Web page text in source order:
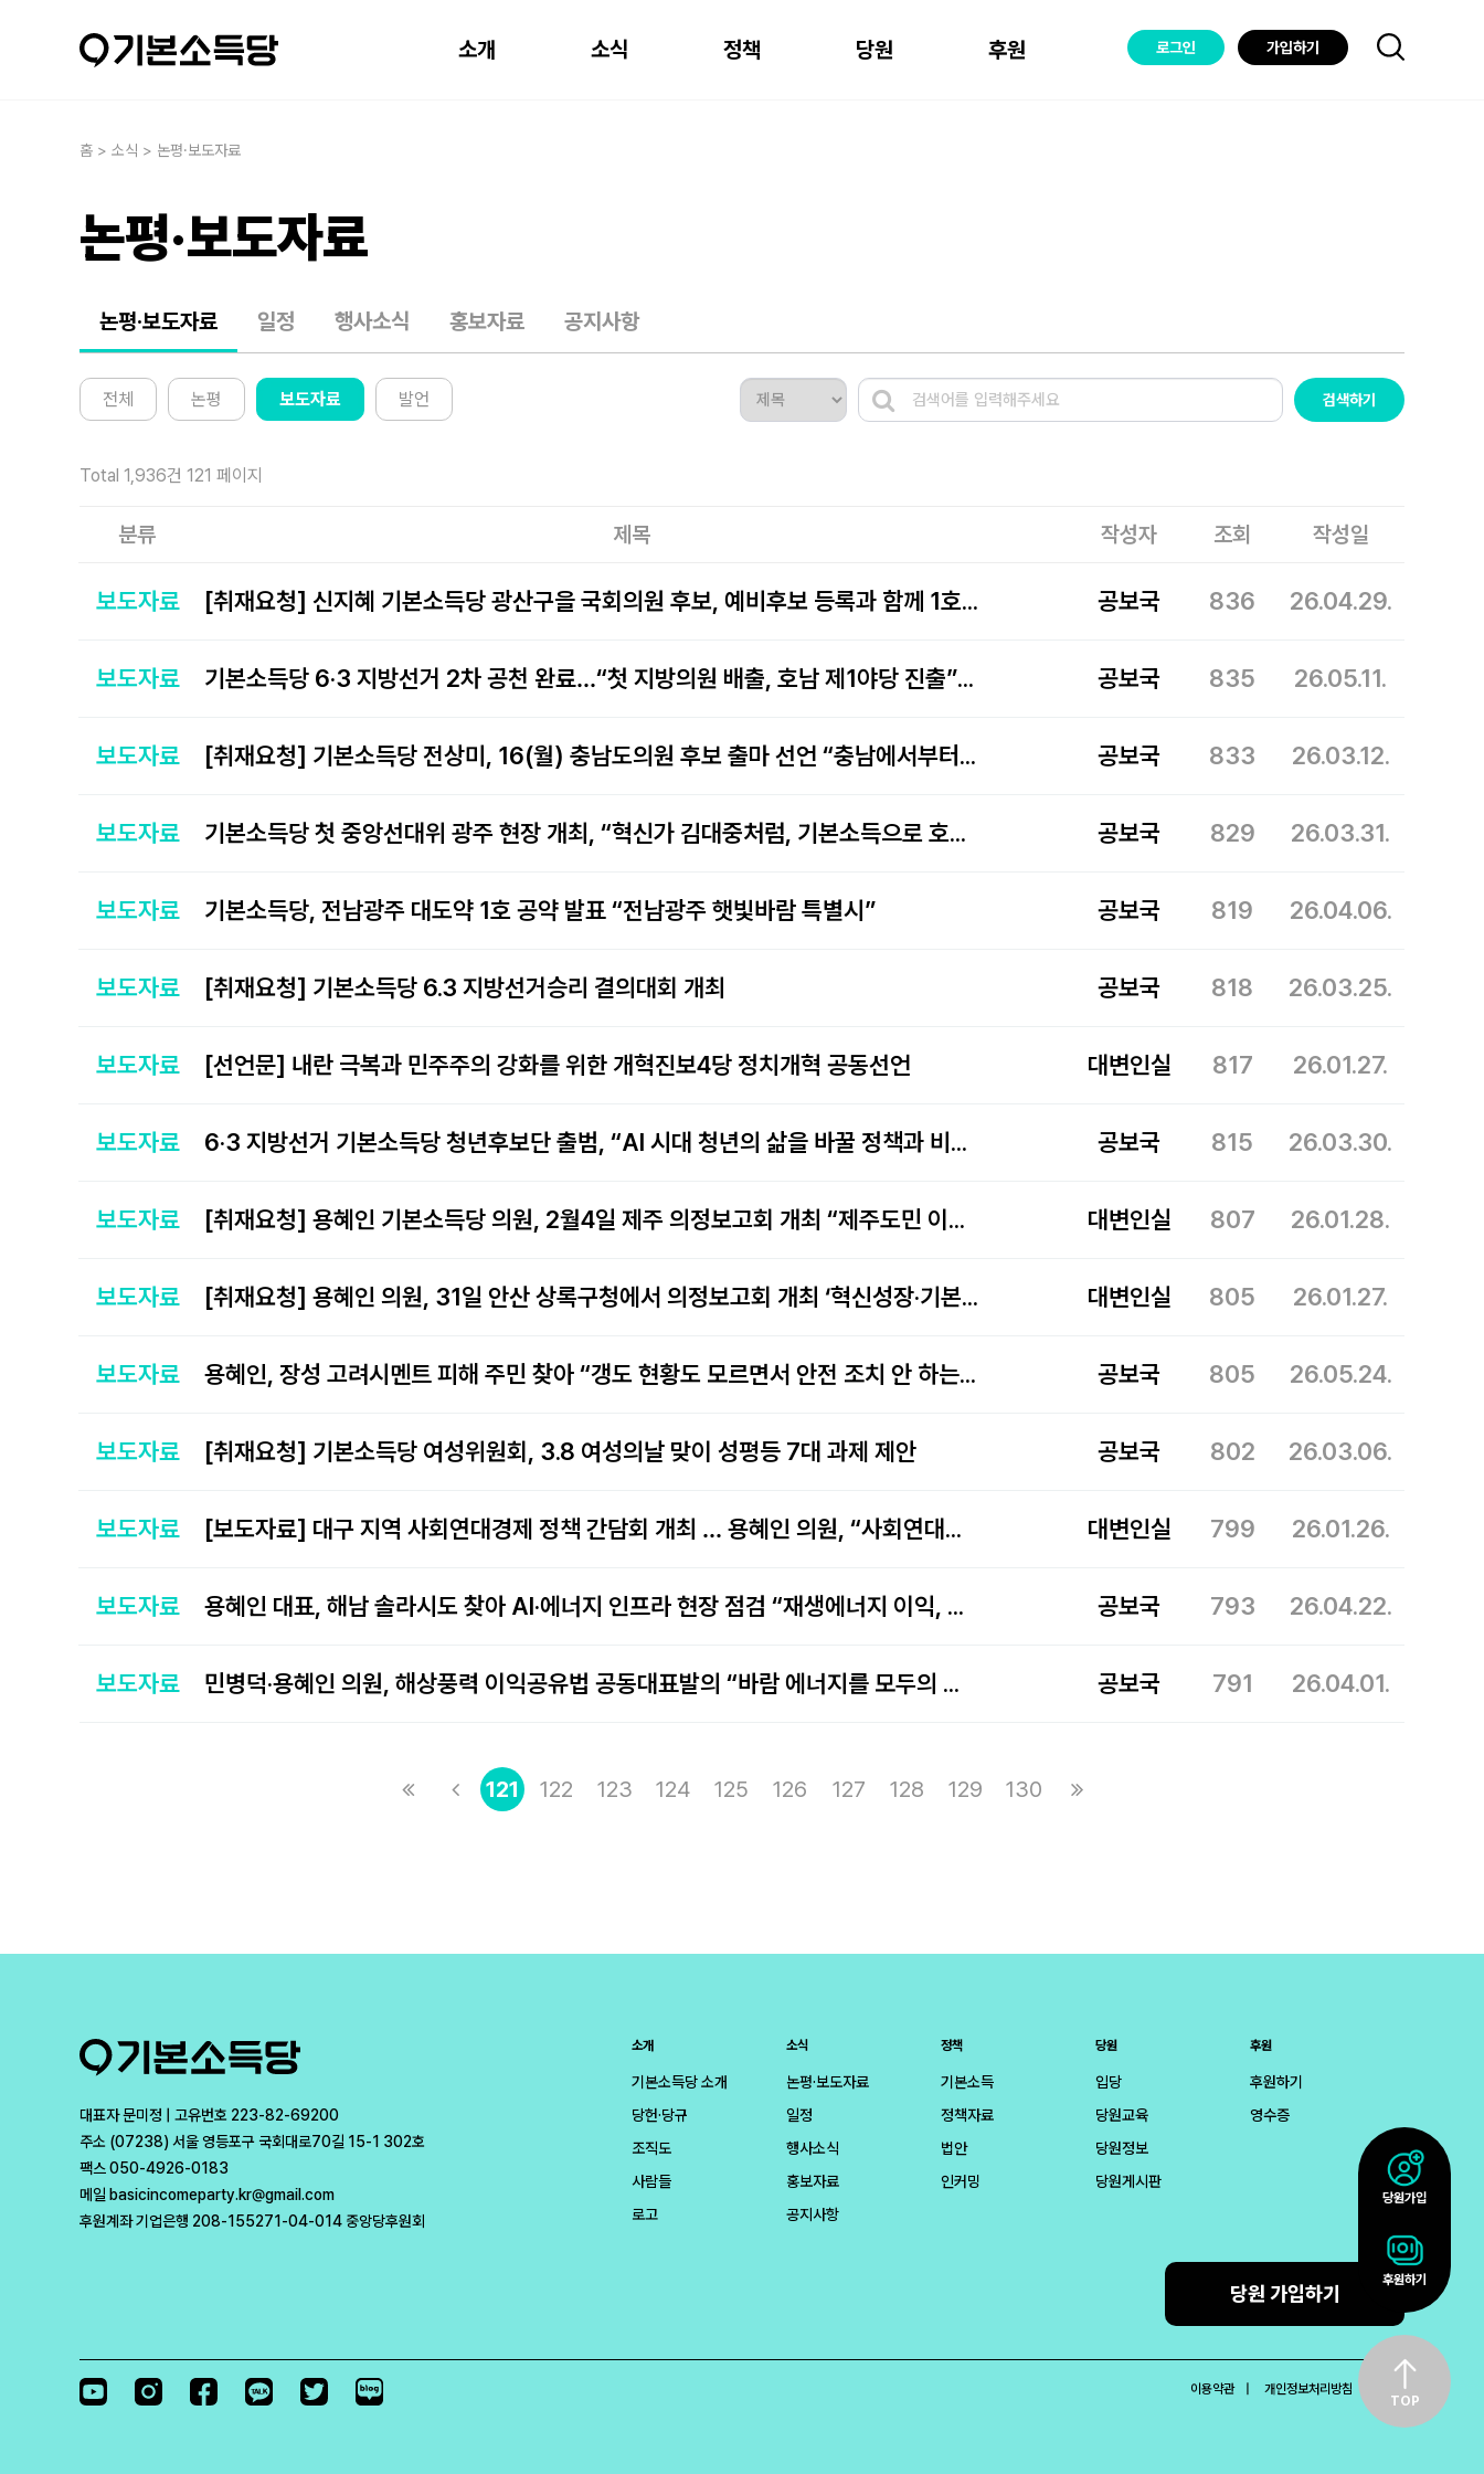
소개 소식 정책 당원 후원 로그인 가입하기
홈 > 소식 > 논평·보도자료
논평·보도자료
논평·보도자료 일정 행사소식 홍보자료 공지사항
전체 논평 보도자료 발언 검색하기
Total 1,936건 121 페이지
분류 제목 작성자 조회 작성일
보도자료 [취재요청] 신지혜 기본소득당 광산구을 국회의원 후보, 예비후보 등록과 함께 1호 공약 … 공보국 836 26.04.29.
보도자료 기본소득당 6·3 지방선거 2차 공천 완료…“첫 지방의원 배출, 호남 제1야당 진출” 포부 공보국 835 26.05.11.
보도자료 [취재요청] 기본소득당 전상미, 16(월) 충남도의원 후보 출마 선언 “충남에서부터 기본소… 공보국 833 26.03.12.
보도자료 기본소득당 첫 중앙선대위 광주 현장 개최, “혁신가 김대중처럼, 기본소득으로 호남의 미래 … 공보국 829 26.03.31.
보도자료 기본소득당, 전남광주 대도약 1호 공약 발표 “전남광주 햇빛바람 특별시” 공보국 819 26.04.06.
보도자료 [취재요청] 기본소득당 6.3 지방선거승리 결의대회 개최 공보국 818 26.03.25.
보도자료 [선언문] 내란 극복과 민주주의 강화를 위한 개혁진보4당 정치개혁 공동선언 대변인실 817 26.01.27.
보도자료 6·3 지방선거 기본소득당 청년후보단 출범, “AI 시대 청년의 삶을 바꿀 정책과 비전으로… 공보국 815 26.03.30.
보도자료 [취재요청] 용혜인 기본소득당 의원, 2월4일 제주 의정보고회 개최 “제주도민 이익공유 제… 대변인실 807 26.01.28.
보도자료 [취재요청] 용혜인 의원, 31일 안산 상록구청에서 의정보고회 개최 ‘혁신성장·기본사회·… 대변인실 805 26.01.27.
보도자료 용혜인, 장성 고려시멘트 피해 주민 찾아 “갱도 현황도 모르면서 안전 조치 안 하는 장성군… 공보국 805 26.05.24.
보도자료 [취재요청] 기본소득당 여성위원회, 3.8 여성의날 맞이 성평등 7대 과제 제안 공보국 802 26.03.06.
보도자료 [보도자료] 대구 지역 사회연대경제 정책 간담회 개최 … 용혜인 의원, “사회연대경제로… 대변인실 799 26.01.26.
보도자료 용혜인 대표, 해남 솔라시도 찾아 AI·에너지 인프라 현장 점검 “재생에너지 이익, 전남 … 공보국 793 26.04.22.
보도자료 민병덕·용혜인 의원, 해상풍력 이익공유법 공동대표발의 “바람 에너지를 모두의 소득으로” 공보국 791 26.04.01.
121 122 123 124 125 126 127 128 129 130
대표자 문미정 | 고유번호 223-82-69200
주소 (07238) 서울 영등포구 국회대로70길 15-1 302호
팩스 050-4926-0183
메일 basicincomeparty.kr@gmail.com
후원계좌 기업은행 208-155271-04-014 중앙당후원회
소개
기본소득당 소개
당헌·당규
조직도
사람들
로고
소식
논평·보도자료
일정
행사소식
홍보자료
공지사항
정책
기본소득
정책자료
법안
인커밍
당원
입당
당원교육
당원정보
당원게시판
후원
후원하기
영수증
당원 가입하기
이용약관 개인정보처리방침 문의
당원가입
후원하기
TOP